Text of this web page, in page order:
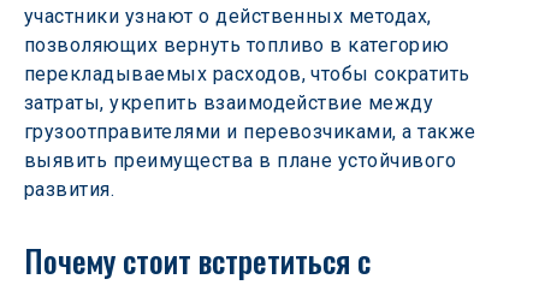
участники узнают о действенных методах,
позволяющих вернуть топливо в категорию
перекладываемых расходов, чтобы сократить
затраты, укрепить взаимодействие между
грузоотправителями и перевозчиками, а также
выявить преимущества в плане устойчивого
развития.
Почему стоит встретиться с